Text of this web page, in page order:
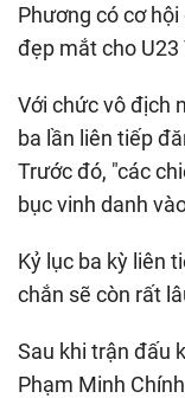
Phương có cơ
đẹp mắt cho U23
Với chức vô địch
ba lần liên tiếp
Trước đó, "các
bục vinh danh
Kỷ lục ba kỳ liên
chắn sẽ còn rất
Sau khi trận đấu
Phạm Minh